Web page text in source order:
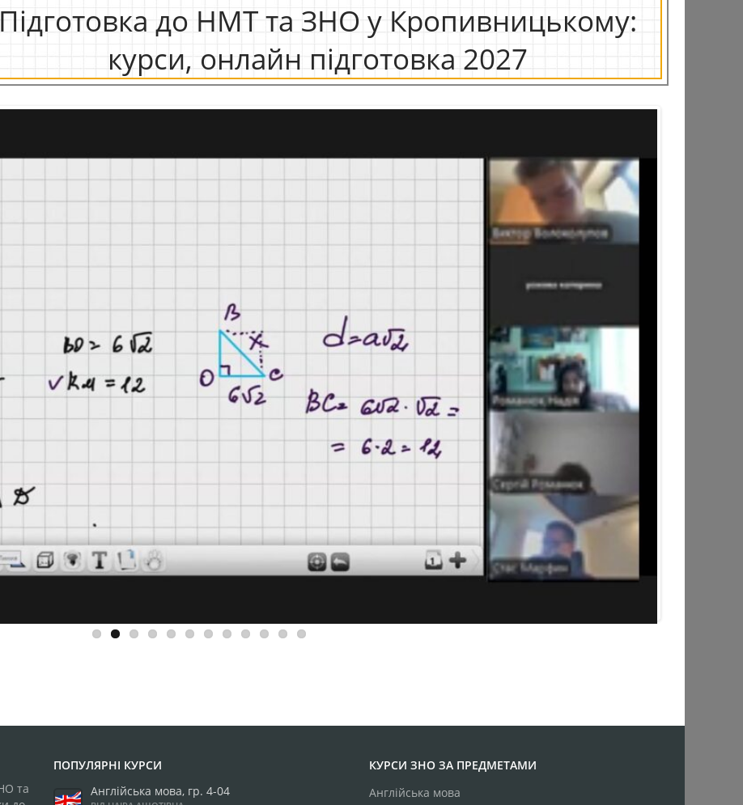
Підготовка до НМТ та ЗНО у Кропивницькому:
курси, онлайн підготовка 2027
та
ПОПУЛЯРНІ КУРСИ
Англійська мова, гр. 4-04
КУРСИ ЗНО ЗА ПРЕДМЕТАМИ
Англійська мова